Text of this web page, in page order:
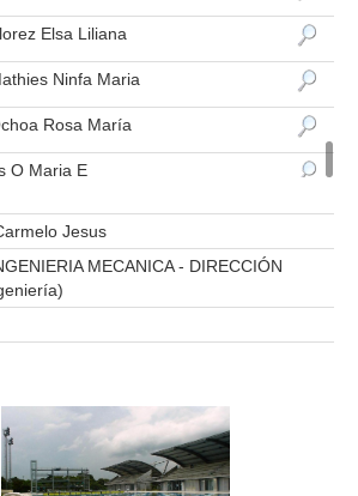
Elsa Liliana
Ninfa Maria
Rosa María
O Maria E
Martinez Alfredo Jose
Richard Antonio
Jose Efrain
Elluz
Morales Jose Antonio
Jesus
MECANICA - DIRECCIÓN